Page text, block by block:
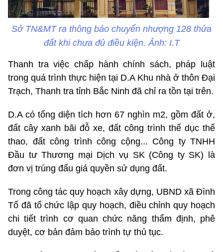
Sở TN&MT ra thông báo chuyển nhượng 128 thửa
đất khi chưa đủ điều kiện. Ảnh: I.T
Thanh tra việc chấp hành chính sách, pháp luật
trong quá trình thực hiện tại D.A Khu nhà ở thôn Đại
Trạch, Thanh tra tỉnh Bắc Ninh đã chỉ ra tồn tại trên.
D.A có tổng diện tích hơn 67 nghìn m2, gồm đất ở,
đất cây xanh bãi đỗ xe, đất công trình thể dục thể
thao, đất công trình công cộng... Công ty TNHH
Đầu tư Thương mại Dịch vụ SK (Công ty SK) là
đơn vị trúng đấu giá quyền sử dụng đất.
Trong công tác quy hoạch xây dựng, UBND xã Đình
Tổ đã tổ chức lập quy hoạch, điều chỉnh quy hoạch
chi tiết trình cơ quan chức năng thẩm định, phê
duyệt, cơ bản đảm bảo trình tự thủ tục.